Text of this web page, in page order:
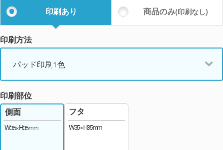
印刷あり 商品のみ(印刷なし)
印刷方法
パッド印刷1色
印刷部位
側面
W35×H35mm
フタ
W35×H35mm